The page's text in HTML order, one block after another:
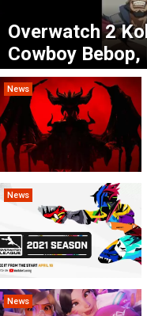
Overwatch 2
Cowboy
News
News
News